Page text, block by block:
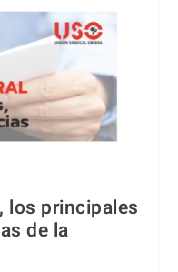
los principales
de la